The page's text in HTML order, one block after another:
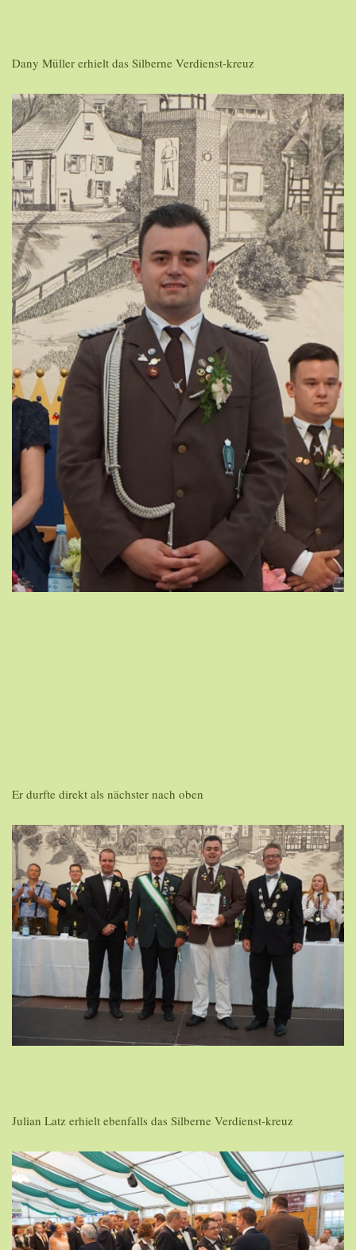
Dany Müller erhielt das Silberne Verdienst-kreuz
Er durfte direkt als nächster nach oben
Julian Latz erhielt ebenfalls das Silberne Verdienst-kreuz